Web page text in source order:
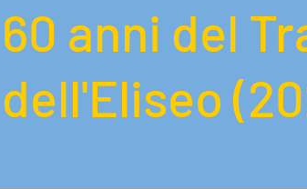
60 anni del
dell'Eliseo